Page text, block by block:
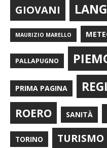
GIOVANI
MAURIZIO MARELLO
PALLAPUGNO
PRIMA PAGINA
ROERO SANITÀ
TORINO TURISMO